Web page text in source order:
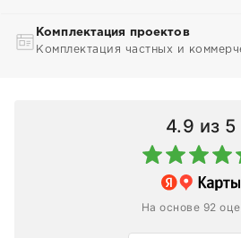
Комплектация проектов
Комплектация частных и
4.9 из 5
На основе 92